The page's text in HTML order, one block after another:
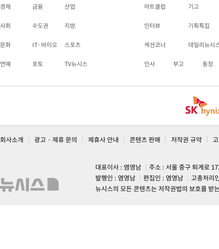
경제 금융 산업
사회 수도권 지방
문화 IT·바이오 스포츠
연예 포토 TV뉴시스
아트클럽 기고
인터뷰 기획특집
섹션코너 데일리뉴시
인사 부고 동정
회사소개 광고 · 제휴 문의 제휴사 안내 콘텐츠 판매 저작권 규약
대표이사 : 염영남
주소 : 서울 중구 퇴계로
발행인 : 염영남
편집인 : 염영남
고충처리
뉴시스의 모든 콘텐츠는 저작권법의 보호를